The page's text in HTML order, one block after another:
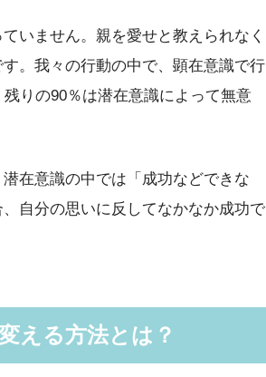
いません。親を愛せと教えられなく
。我々の行動の中で、顕在意識で行
りの90％は潜在意識によって無意
在意識の中では「成功などできな
自分の思いに反してなかなか成功で
える方法とは？